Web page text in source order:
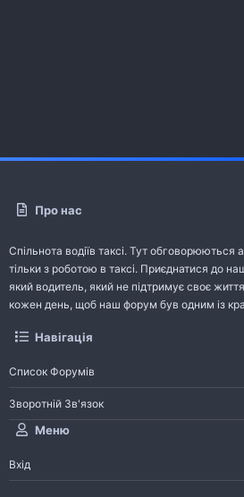
Про нас
Спільнота водіїв таксі. Тут обговорюються
тільки з роботою в таксі. Приєднатися до
який водитель, який не підтримує своє
кожен день, щоб наш форум був одним із
Навігація
Список Форумів
Зворотній Зв'язок
Меню
Вхід